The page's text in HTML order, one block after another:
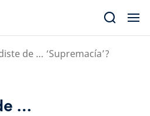
de … ‘Supremacía’?
…